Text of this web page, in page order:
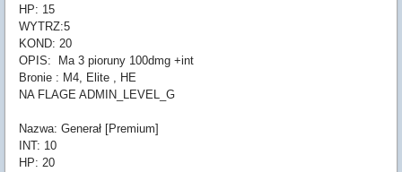
HP: 15
WYTRZ:5
KOND: 20
OPIS: Ma 3 pioruny 100dmg +int
Bronie : M4, Elite , HE
NA FLAGE ADMIN_LEVEL_G
Nazwa: Generał [Premium]
INT: 10
HP: 20